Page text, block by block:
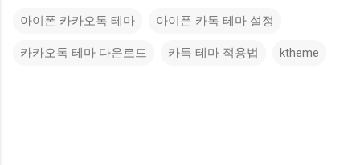
아이폰 카카오톡 테마 아이폰 카톡 테마 설정
카카오톡 테마 다운로드 카톡 테마 적용법 ktheme